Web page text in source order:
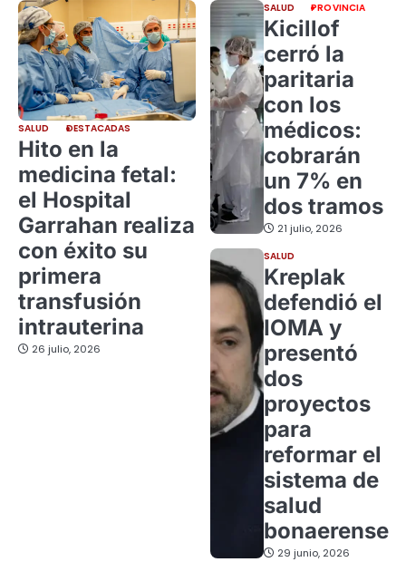
SALUD DESTACADAS
Hito en la
medicina fetal:
el Hospital
Garrahan realiza
con éxito su
primera
transfusión
intrauterina
26 julio, 2026
SALUD PROVINCIA
Kicillof
cerró la
paritaria
con los
médicos:
cobrarán
un 7% en
dos tramos
21 julio, 2026
SALUD
Kreplak
defendió el
IOMA y
presentó
dos
proyectos
para
reformar el
sistema de
salud
bonaerense
29 junio, 2026